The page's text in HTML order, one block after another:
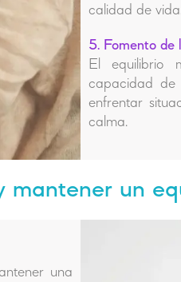
calidad de
5. Fomento de
El equilibrio
capacidad de
enfrentar
calma.
un
una